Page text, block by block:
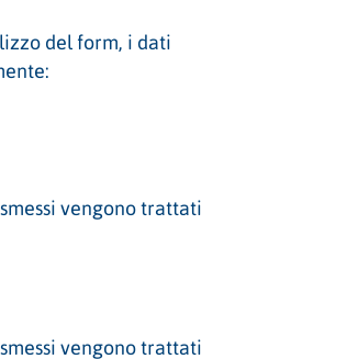
del form, i dati
vengono trattati
vengono trattati